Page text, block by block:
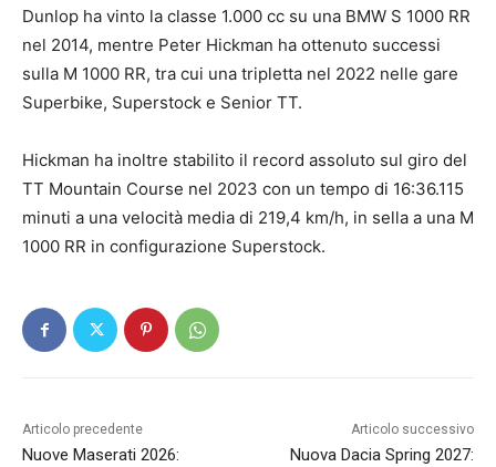
Dunlop ha vinto la classe 1.000 cc su una BMW S 1000 RR
nel 2014, mentre Peter Hickman ha ottenuto successi
sulla M 1000 RR, tra cui una tripletta nel 2022 nelle gare
Superbike, Superstock e Senior TT.
Hickman ha inoltre stabilito il record assoluto sul giro del
TT Mountain Course nel 2023 con un tempo di 16:36.115
minuti a una velocità media di 219,4 km/h, in sella a una M
1000 RR in configurazione Superstock.
Articolo precedente
Nuove Maserati 2026:
Articolo successivo
Nuova Dacia Spring 2027: